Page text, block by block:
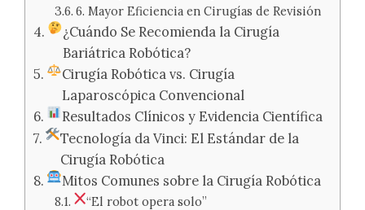
6. Mayor Eficiencia en Cirugías de Revisión
¿Cuándo Se Recomienda la Cirugía
Bariátrica Robótica?
Cirugía Robótica vs. Cirugía
Laparoscópica Convencional
Resultados Clínicos y Evidencia Científica
Tecnología da Vinci: El Estándar de la
Cirugía Robótica
Mitos Comunes sobre la Cirugía Robótica
“El robot opera solo”